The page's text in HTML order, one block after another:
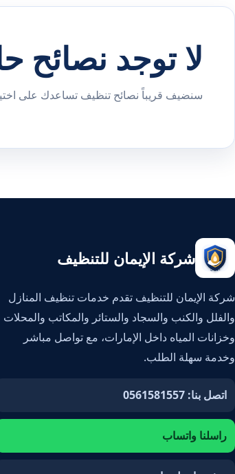
لا توجد نصائح
سنضيف قريباً نصائح تنظيف تساعدك على
شركة الإيمان للتنظيف
شركة الإيمان للتنظيف تقدم خدمات تنظيف المنازل
والفلل والكنب والسجاد والستائر والمكاتب والمحلات
وخزانات المياه داخل الإمارات، مع تواصل مباشر
وخدمة سهلة الطلب.
اتصل بنا: 0561581557
راسلنا واتساب